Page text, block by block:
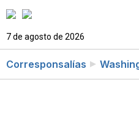
7 de agosto de 2026
Corresponsalías